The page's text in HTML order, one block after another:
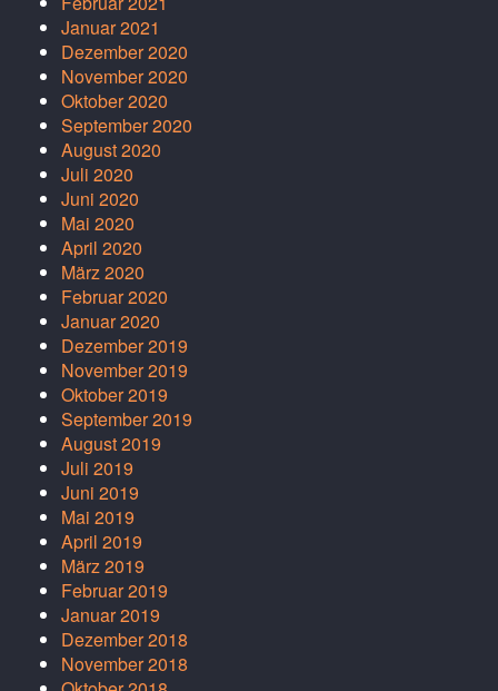
Januar 2021
Dezember 2020
November 2020
Oktober 2020
September 2020
August 2020
Juli 2020
Juni 2020
Mai 2020
April 2020
März 2020
Februar 2020
Januar 2020
Dezember 2019
November 2019
Oktober 2019
September 2019
August 2019
Juli 2019
Juni 2019
Mai 2019
April 2019
März 2019
Februar 2019
Januar 2019
Dezember 2018
November 2018